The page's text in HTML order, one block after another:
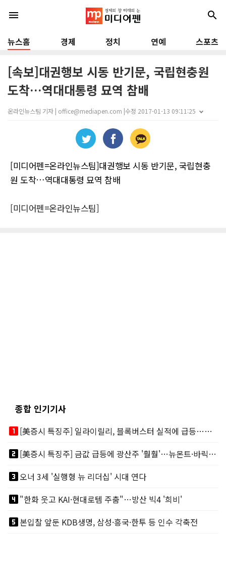
menu search
뉴스홈 경제 정치 연예 스포츠
[속보]대권행보 시동 반기문, 국립현충원
도착…역대대통령 묘역 참배
온라인뉴스팀 기자 | office@mediapen.com |수정 2017-01-13 09:11:25
[미디어펜=온라인뉴스팀]대권행보 시동 반기문, 국립현충
원 도착…역대대통령 묘역 참배
[미디어펜=온라인뉴스팀]
종합 인기기사
looks_one
[美증시 특징주] 일라이릴리, 블록버스터 실적에 급등…마운자로 매출 폭발
looks_two
[美증시 특징주] 금값 급등에 광산주 '훨훨'…뉴몬트·바릭마이닝 주도
looks_3오너 3세 '실행형 뉴 리더십' 시대 연다
looks_4"한화 웃고 KAI·현대로템 주춤"…방산 빅4 '희비'
looks_5본입찰 앞둔 KDB생명, 삼성·흥국·한투 등 인수 각축전